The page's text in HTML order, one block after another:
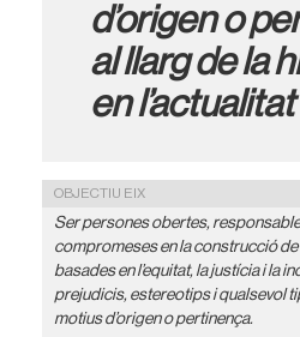
d’origen o
al llarg de la
en l’actualitat
OBJECTIU EIX
Ser persones obertes,
compromeses en la construcció
basades en l’equitat, la justícia i la
prejudicis, estereotips i qualsevol
motius d’origen o pertinença.